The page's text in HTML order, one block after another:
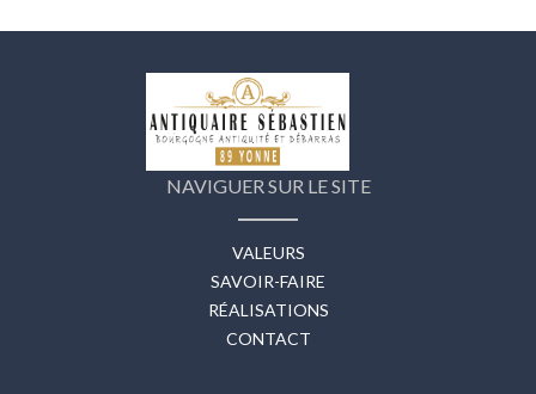
NAVIGUER SUR LE SITE
VALEURS
SAVOIR-FAIRE
RÉALISATIONS
CONTACT